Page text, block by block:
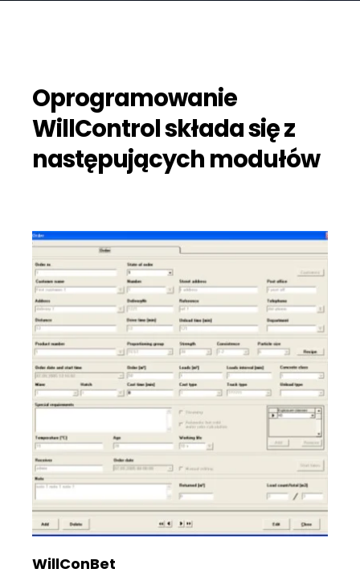
Oprogramowanie
WillControl składa się z
następujących modułów
WillConBet